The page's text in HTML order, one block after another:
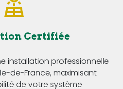
Certifiée
installation professionnelle
de-France, maximisant
de votre système